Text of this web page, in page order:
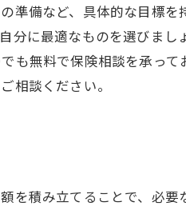
準備など、具体的な目標を
分に最適なものを選びまし
も無料で保険相談を承って
相談ください。
を積み立てることで、必要